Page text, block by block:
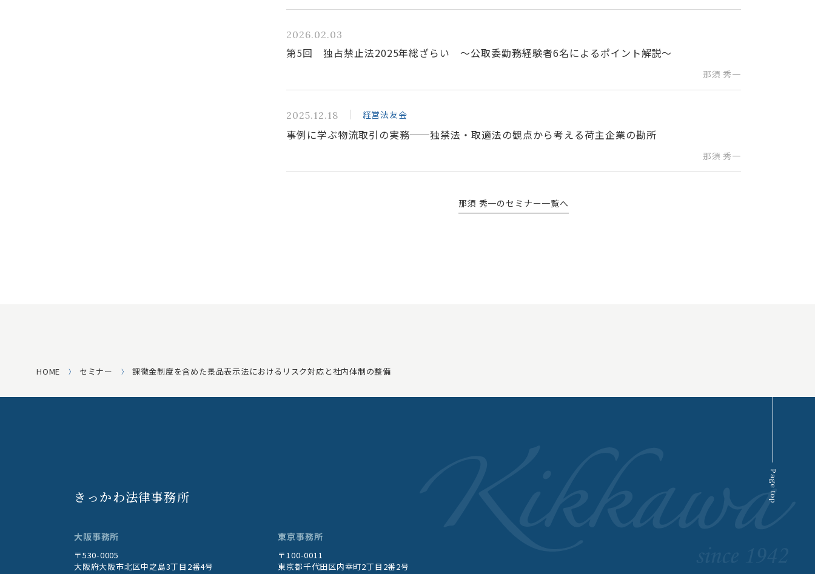
2026.02.03
第5回 独占禁止法2025年総ざらい ～公取委勤務経験者6名によるポイント解説～
那須 秀一
2025.12.18 経営法友会
事例に学ぶ物流取引の実務──独禁法・取適法の観点から考える荷主企業の勘所
那須 秀一
那須 秀一のセミナー一覧へ
HOME セミナー 課徴金制度を含めた景品表示法におけるリスク対応と社内体制の整備
Page top
きっかわ法律事務所
大阪事務所
〒530-0005
大阪府大阪市北区中之島3丁目2番4号
東京事務所
〒100-0011
東京都千代田区内幸町2丁目2番2号